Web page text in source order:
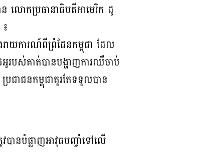
លោកប្រធានាធិបតីអាមេរិក ដូ
ការណ៍ពីព្រំដែនកម្ពុជា ដែល
របស់គាត់បានបង្ហាញការឈឺចាប់
រជាជនកម្ពុជាគួរតែទទួលបាន
បានបំផ្លាញអាវុធបញ្ចាំទៅលើ